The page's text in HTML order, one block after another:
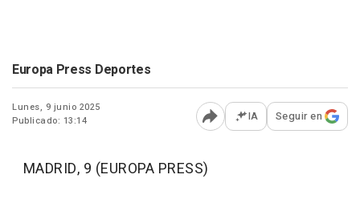
Europa Press Deportes
Lunes, 9 junio 2025
Publicado: 13:14
Abrir opciones para
IA Seguir en
MADRID, 9 (EUROPA PRESS)